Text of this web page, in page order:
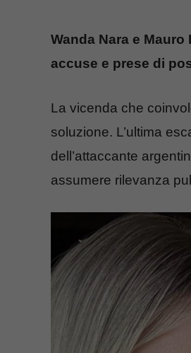
Wanda Nara e
accuse e prese di
La vicenda che
soluzione. L’ultima
dell’attaccante
assumere rilevanza